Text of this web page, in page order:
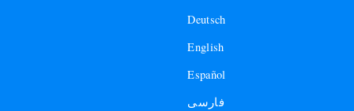
Deutsch
English
Español
فارسی